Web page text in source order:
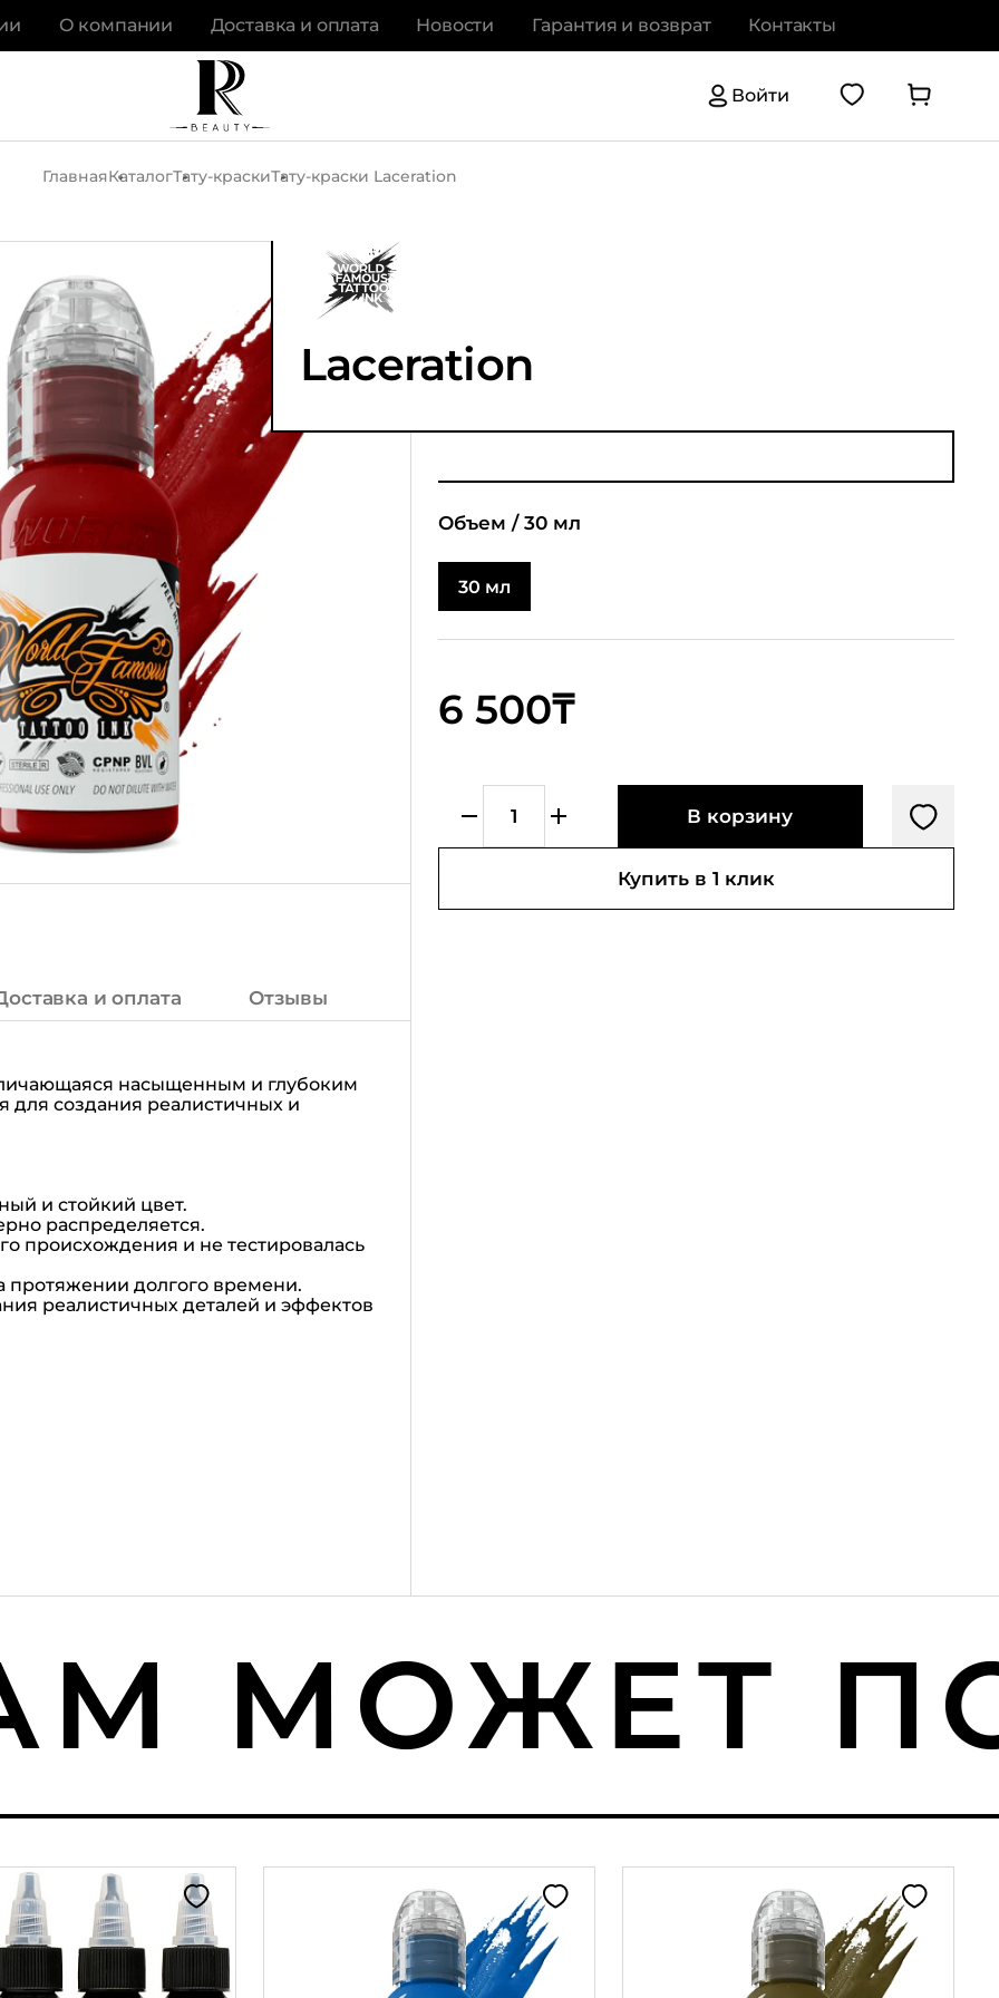
О компании Доставка и оплата Новости Гарантия и возврат Контакты
Войти
ГлавнаяКаталогТату-краскиТату-краски Laceration
Laceration
Объем / 30 мл
30 мл
6 500₸
В корзину
Купить в 1 клик
и оплата Отзывы
насыщенным и глубоким
создания реалистичных и
и стойкий цвет.
распределяется.
происхождения и не тестировалась
протяжении долгого времени.
реалистичных деталей и эффектов
МОЖЕТ